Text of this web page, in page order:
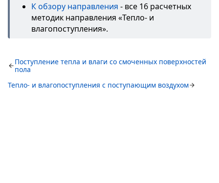
К обзору направления - все 16 расчетных
методик направления «Тепло- и
влагопоступления».
Поступление тепла и влаги со смоченных поверхностей
пола
Тепло- и влагопоступления с поступающим воздухом